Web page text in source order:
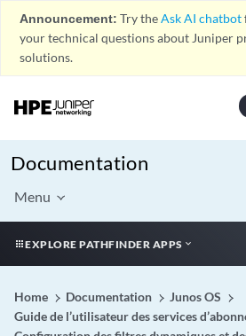
Announcement: Try theAsk AI chatbot
your technical questions about Juniper
solutions.
Documentation
Menu
EXPLORE PATHFINDER APPS
Home Documentation
Junos OS
Guide de l’utilisateur des services